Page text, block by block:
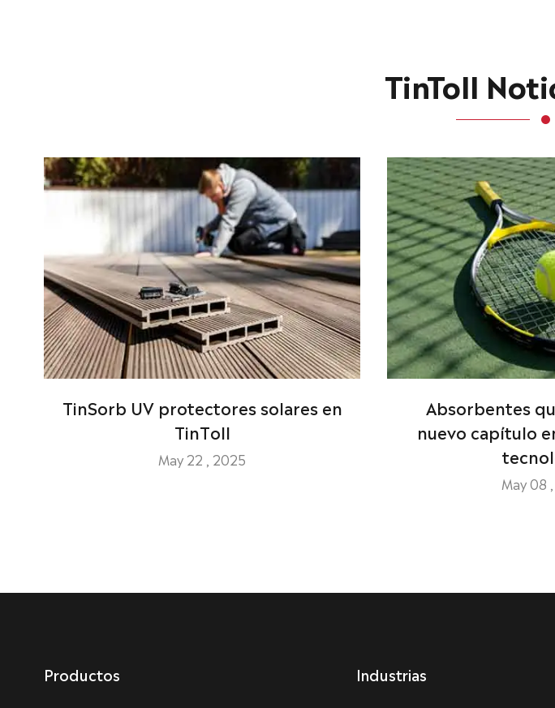
TinToll
TinSorb UV protectores solares en
TinToll
May 22 , 2025
Absorbentes
nuevo capítulo
May 08
Productos Industrias